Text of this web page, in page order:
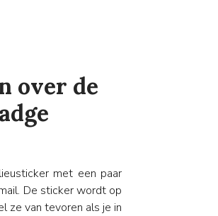
over de
met een paar
De sticker wordt op
ze van tevoren als je in